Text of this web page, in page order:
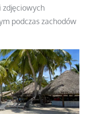
zdjęciowych
podczas zachodów